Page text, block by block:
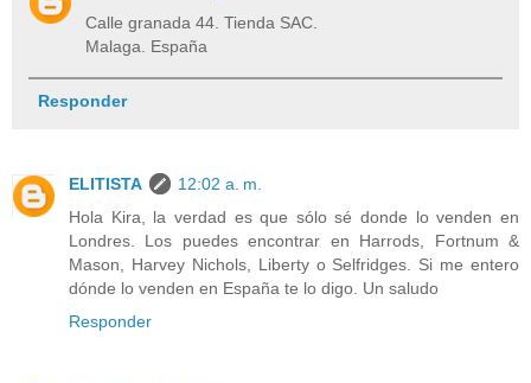
Calle granada 44. Tienda SAC.
Malaga. España
Responder
ELITISTA
12:02 a. m.
Hola Kira, la verdad es que sólo sé donde lo venden en
Londres. Los puedes encontrar en Harrods, Fortnum &
Mason, Harvey Nichols, Liberty o Selfridges. Si me entero
dónde lo venden en España te lo digo. Un saludo
Responder